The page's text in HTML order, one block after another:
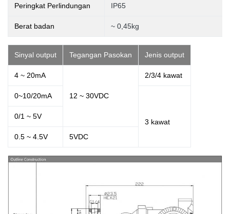
Peringkat Perlindungan IP65
Berat badan ~ 0,45kg
Sinyal output Tegangan Pasokan Jenis output
4 ~ 20mA
12 ~ 30VDC
2/3/4 kawat
0~10/20mA
3 kawat
0/1 ~ 5V
0.5 ~ 4.5V 5VDC